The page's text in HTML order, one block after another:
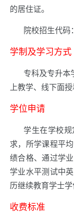
的居住证。
院校招生代码
学制及学习方式
专科及专升本
上教学、线下面
学位申请
学生在学校
求，所学课程平
绩合格、通过学
学业水平测试中
历继续教育学士学
收费标准